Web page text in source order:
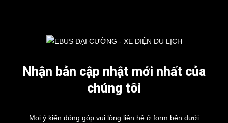
Nhận bản cập nhật mới nhất của
chúng tôi
Mọi ý kiến đóng góp vui lòng liên hệ ở form bên dưới